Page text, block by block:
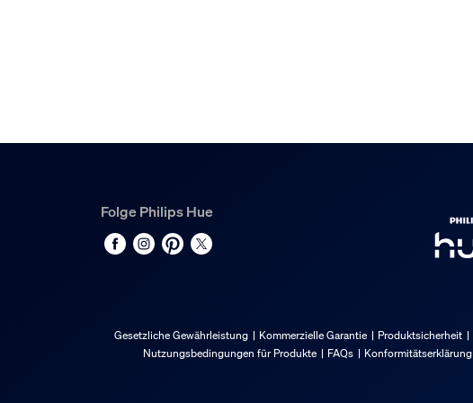
Folge Philips Hue
Gesetzliche Gewährleistung Kommerzielle Garantie Produktsicherheit
Nutzungsbedingungen für Produkte
FAQs Konformitätserklärung